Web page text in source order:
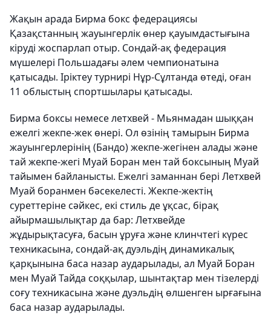
Жақын арада Бирма бокс федерациясы
Қазақстанның жауынгерлік өнер қауымдастығына
кіруді жоспарлап отыр. Сондай-ақ федерация
мүшелері Польшадағы әлем чемпионатына
қатысады. Іріктеу турнирі Нұр-Сұлтанда өтеді, оған
11 облыстың спортшылары қатысады.
Бирма боксы немесе летхвей - Мьянмадан шыққан
ежелгі жекпе-жек өнері. Ол өзінің тамырын Бирма
жауынгерлерінің (Бандо) жекпе-жегінен алады және
тай жекпе-жегі Муай Боран мен тай боксының Муай
тайымен байланысты. Ежелгі заманнан бері Летхвей
Муай боранмен бәсекелесті. Жекпе-жектің
суреттеріне сәйкес, екі стиль де ұқсас, бірақ
айырмашылықтар да бар: Летхвейде
жұдырықтасуға, басын ұруға және клинчтегі күрес
техникасына, сондай-ақ дуэльдің динамикалық
қарқынына баса назар аударылады, ал Муай Боран
мен Муай Тайда соққылар, шынтақтар мен тізелерді
соғу техникасына және дуэльдің өлшенген ырғағына
баса назар аударылады.